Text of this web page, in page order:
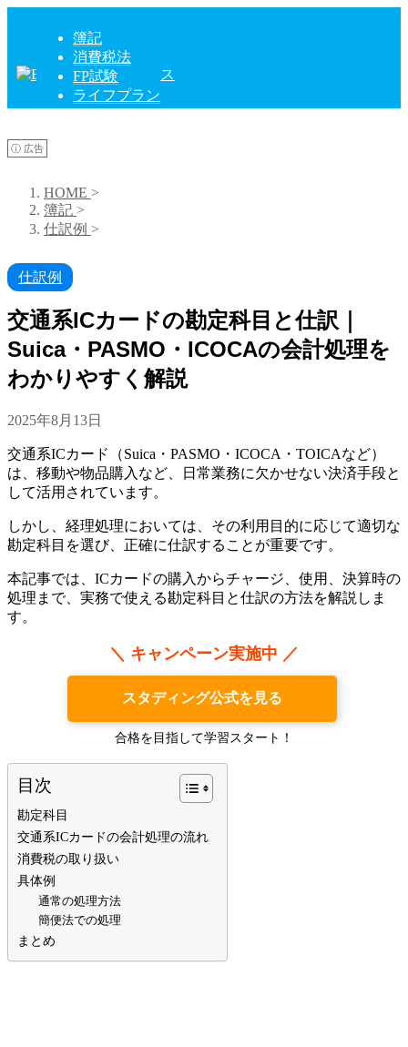
簿記
消費税法
FP試験
ライフプラン
ⓘ 広告
HOME >
簿記 >
仕訳例 >
仕訳例
交通系ICカードの勘定科目と仕訳｜
Suica・PASMO・ICOCAの会計処理を
わかりやすく解説
2025年8月13日
交通系ICカード（Suica・PASMO・ICOCA・TOICAなど）
は、移動や物品購入など、日常業務に欠かせない決済手段と
して活用されています。
しかし、経理処理においては、その利用目的に応じて適切な
勘定科目を選び、正確に仕訳することが重要です。
本記事では、ICカードの購入からチャージ、使用、決算時の
処理まで、実務で使える勘定科目と仕訳の方法を解説しま
す。
＼ キャンペーン実施中 ／
スタディング公式を見る
合格を目指して学習スタート！
目次
勘定科目
交通系ICカードの会計処理の流れ
消費税の取り扱い
具体例
通常の処理方法
簡便法での処理
まとめ